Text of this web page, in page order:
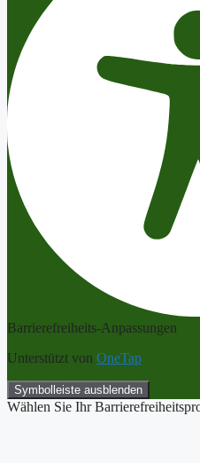
Barrierefreiheits-Anpassungen
Unterstützt von OneTap
Symbolleiste ausblenden
Wählen Sie Ihr